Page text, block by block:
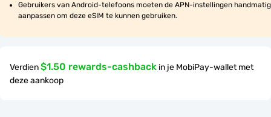
Gebruikers van Android-telefoons moeten de APN-instellingen handmatig
aanpassen om deze eSIM te kunnen gebruiken.
Verdien$1.50 rewards-cashback in je MobiPay-wallet met
deze aankoop